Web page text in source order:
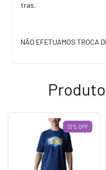
tras.
NÃO EFETUAMOS TROCA
13% OFF